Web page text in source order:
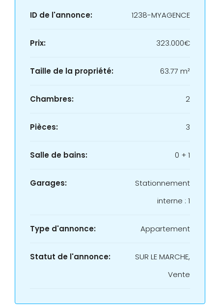
ID de l'annonce: 1238-MYAGENCE
Prix: 323.000€
Taille de la propriété: 63.77 m²
Chambres: 2
Pièces: 3
Salle de bains: 0 + 1
Garages:
Stationnement
interne : 1
Type d'annonce: Appartement
Statut de l'annonce:
SUR LE MARCHE,
Vente